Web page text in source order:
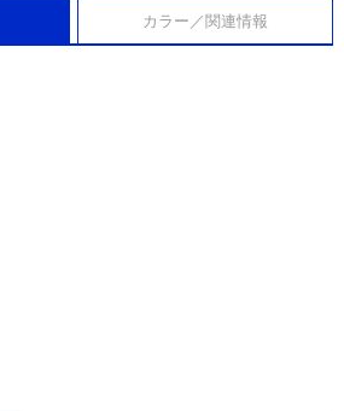
カラー／関連情報